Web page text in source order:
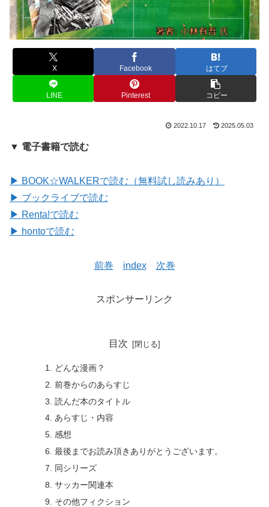
X Facebook はてブ
LINE Pinterest コピー
2022.10.17 2025.05.03
▼ 電子書籍で読む
▶ BOOK☆WALKERで読む（無料試し読みあり）
▶ ブックライブで読む
▶ Renta!で読む
▶ hontoで読む
前巻 index 次巻
スポンサーリンク
目次
どんな漫画？
前巻からのあらすじ
読んだ本のタイトル
あらすじ・内容
感想
最後までお読み頂きありがとうございます。
同シリーズ
サッカー関連本
その他フィクション